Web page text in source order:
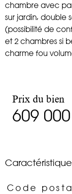
chambre avec
sur jardin, double
(possibilité de
et 2 chambres si
charme fou
Prix du bien
609
Caractéristiques
Code